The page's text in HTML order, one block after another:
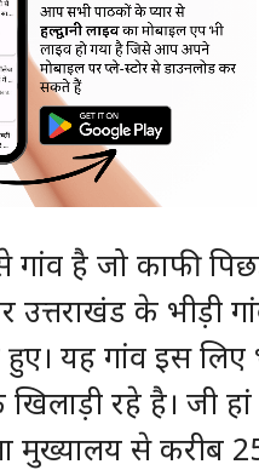
गांव है जो काफी
के भीड़ी
यह गांव इस लिए
खिलाड़ी रहे है। जी
मुख्यालय से करीब 25